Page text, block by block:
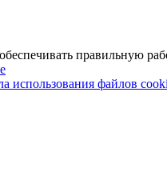
правильную
использования файлов